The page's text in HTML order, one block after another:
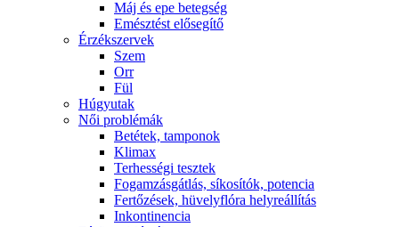
Máj és epe betegség
Emésztést elősegítő
Érzékszervek
Szem
Orr
Fül
Húgyutak
Női problémák
Betétek, tamponok
Klimax
Terhességi tesztek
Fogamzásgátlás, síkosítók, potencia
Fertőzések, hüvelyflóra helyreállítás
Inkontinencia